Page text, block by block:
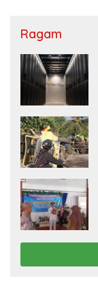
Ragam